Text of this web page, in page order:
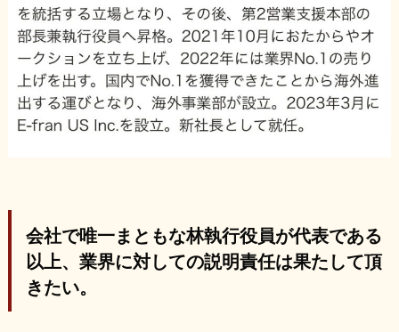
会社で唯一まともな林執行役員が代表である
以上、 業界に対しての説明責任は果たして頂
きたい。